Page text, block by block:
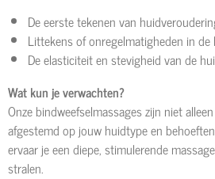
De eerste tekenen van
Littekens of onregelmatigheden in
De elasticiteit en stevigheid van de
Wat kun je verwachten?
Onze bindweefselmassages zijn niet
afgestemd op jouw huidtype en
ervaar je een diepe, stimulerende
stralen.